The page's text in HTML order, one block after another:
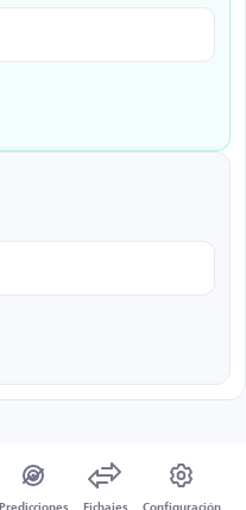
Predicciones Fichajes Configuración